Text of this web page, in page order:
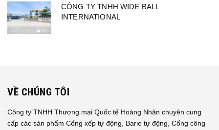
CÔNG TY TNHH WIDE BALL
INTERNATIONAL
VỀ CHÚNG TÔI
Công ty TNHH Thương mại Quốc tế Hoàng Nhân chuyên cung
cấp các sản phẩm Cổng xếp tự động, Barie tự động, Cổng công